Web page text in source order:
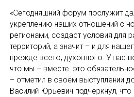
«Сегодняшний форум послужит
укреплению наших отношений с
регионами, создаст условия для
территорий, а значит – и для
прежде всего, духовного. У нас
что мы – вместе. это
– отметил в своём выступлении
Василий Юрьевич подчеркнул,